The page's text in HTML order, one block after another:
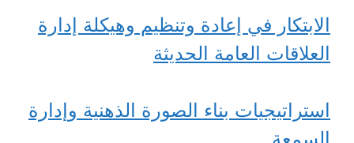
الابتكار في إعادة وتنظيم وهيكلة إدارة
العلاقات العامة الحديثة
استراتيجيات بناء الصورة الذهنية وإدارة